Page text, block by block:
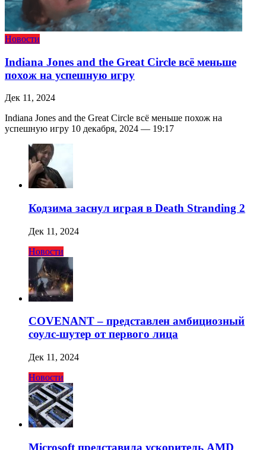
Новости
Indiana Jones and the Great Circle всё меньше
похож на успешную игру
Дек 11, 2024
Indiana Jones and the Great Circle всё меньше похож на
успешную игру 10 декабря, 2024 — 19:17
Кодзима заснул играя в Death Stranding 2
Дек 11, 2024
Новости
COVENANT – представлен амбициозный
соулс-шутер от первого лица
Дек 11, 2024
Новости
Microsoft представила ускоритель AMD